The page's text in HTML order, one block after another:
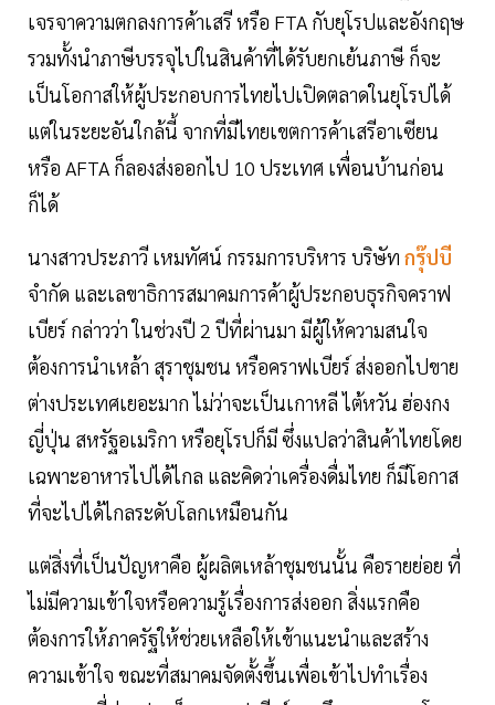
เจรจาความตกลงการค้าเสรี หรือ FTA กับยุโรปและอังกฤษ
รวมทั้งนำภาษีบรรจุไปในสินค้าที่ได้รับยกเย้นภาษี ก็จะ
เป็นโอกาสให้ผู้ประกอบการไทยไปเปิดตลาดในยุโรปได้
แต่ในระยะอันใกล้นี้ จากที่มีไทยเขตการค้าเสรีอาเซียน
หรือ AFTA ก็ลองส่งออกไป 10 ประเทศ เพื่อนบ้านก่อน
ก็ได้
นางสาวประภาวี เหมทัศน์ กรรมการบริหาร บริษัท กรุ๊ปบี
จำกัด และเลขาธิการสมาคมการค้าผู้ประกอบธุรกิจคราฟ
เบียร์ กล่าวว่า ในช่วงปี 2 ปีที่ผ่านมา มีผู้ให้ความสนใจ
ต้องการนำเหล้า สุราชุมชน หรือคราฟเบียร์ ส่งออกไปขาย
ต่างประเทศเยอะมาก ไม่ว่าจะเป็นเกาหลี ไต้หวัน ฮ่องกง
ญี่ปุ่น สหรัฐอเมริกา หรือยุโรปก็มี ซึ่งแปลว่าสินค้าไทยโดย
เฉพาะอาหารไปได้ไกล และคิดว่าเครื่องดื่มไทย ก็มีโอกาส
ที่จะไปได้ไกลระดับโลกเหมือนกัน
แต่สิ่งที่เป็นปัญหาคือ ผู้ผลิตเหล้าชุมชนนั้น คือรายย่อย ที่
ไม่มีความเข้าใจหรือความรู้เรื่องการส่งออก สิ่งแรกคือ
ต้องการให้ภาครัฐให้ช่วยเหลือให้เข้าแนะนำและสร้าง
ความเข้าใจ ขณะที่สมาคมจัดตั้งขึ้นเพื่อเข้าไปทำเรื่อง